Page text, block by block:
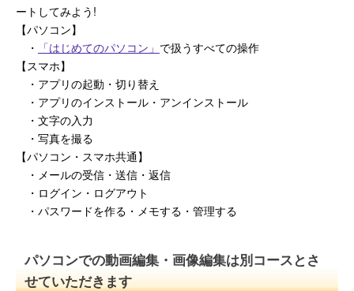
ートしてみよう!
【パソコン】
・
「はじめてのパソコン」 で扱うすべての操作
【スマホ】
・アプリの起動・切り替え
・アプリのインストール・アンインストール
・文字の入力
・写真を撮る
【パソコン・スマホ共通】
・メールの受信・送信・返信
・ログイン・ログアウト
・パスワードを作る・メモする・管理する
パソコンでの動画編集・画像編集は別コースとさ
せていただきます